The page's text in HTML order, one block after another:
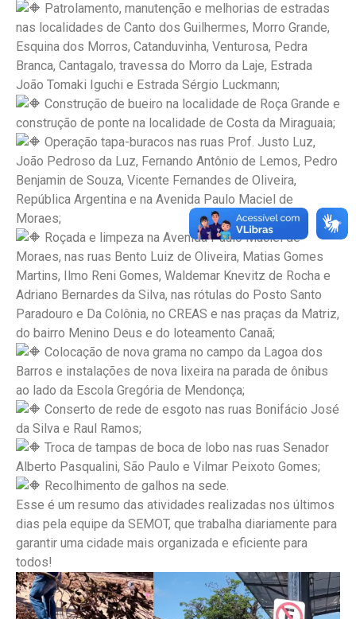
Patrolamento, manutenção e melhorias de estradas
nas localidades de Canto dos Guilhermes, Morro Grande,
Esquina dos Morros, Catanduvinha, Venturosa, Pedra
Branca, Cantagalo, travessa do Morro da Laje, Estrada
João Tomaki Iguchi e Estrada Sérgio Luckmann;
Construção de bueiro na localidade de Roça Grande e
construção de ponte na localidade de Costa da Miraguaia;
Operação tapa-buracos nas ruas Prof. Justo Luz,
João Pedroso da Luz, Fernando Antônio de Lemos, Pedro
Benjamin de Souza, Vicente Fernandes de Oliveira,
República Argentina e na Avenida Paulo Maciel de
Moraes;
Roçada e limpeza na Avenida Paulo Maciel de
Moraes, nas ruas Bento Luiz de Oliveira, Matias Gomes
Martins, Ilmo Reni Gomes, Waldemar Knevitz de Rocha e
Adriano Bernardes da Silva, nas rótulas do Posto Santo
Paradouro e Da Colônia, no CREAS e nas praças da Matriz,
do bairro Menino Deus e do loteamento Canaã;
Colocação de nova grama no campo da Lagoa dos
Barros e instalações de nova lixeira na parada de ônibus
ao lado da Escola Gregória de Mendonça;
Conserto de rede de esgoto nas ruas Bonifácio José
da Silva e Raul Ramos;
Troca de tampas de boca de lobo nas ruas Senador
Alberto Pasqualini, São Paulo e Vilmar Peixoto Gomes;
Recolhimento de galhos na sede.
Esse é um resumo das atividades realizadas nos últimos
dias pela equipe da SEMOT, que trabalha diariamente para
garantir uma cidade mais organizada e eficiente para
todos!